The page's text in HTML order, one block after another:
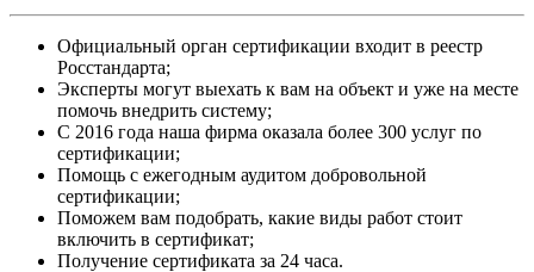
Официальный орган сертификации входит в реестр
Росстандарта;
Эксперты могут выехать к вам на объект и уже на месте
помочь внедрить систему;
С 2016 года наша фирма оказала более 300 услуг по
сертификации;
Помощь с ежегодным аудитом добровольной
сертификации;
Поможем вам подобрать, какие виды работ стоит
включить в сертификат;
Получение сертификата за 24 часа.